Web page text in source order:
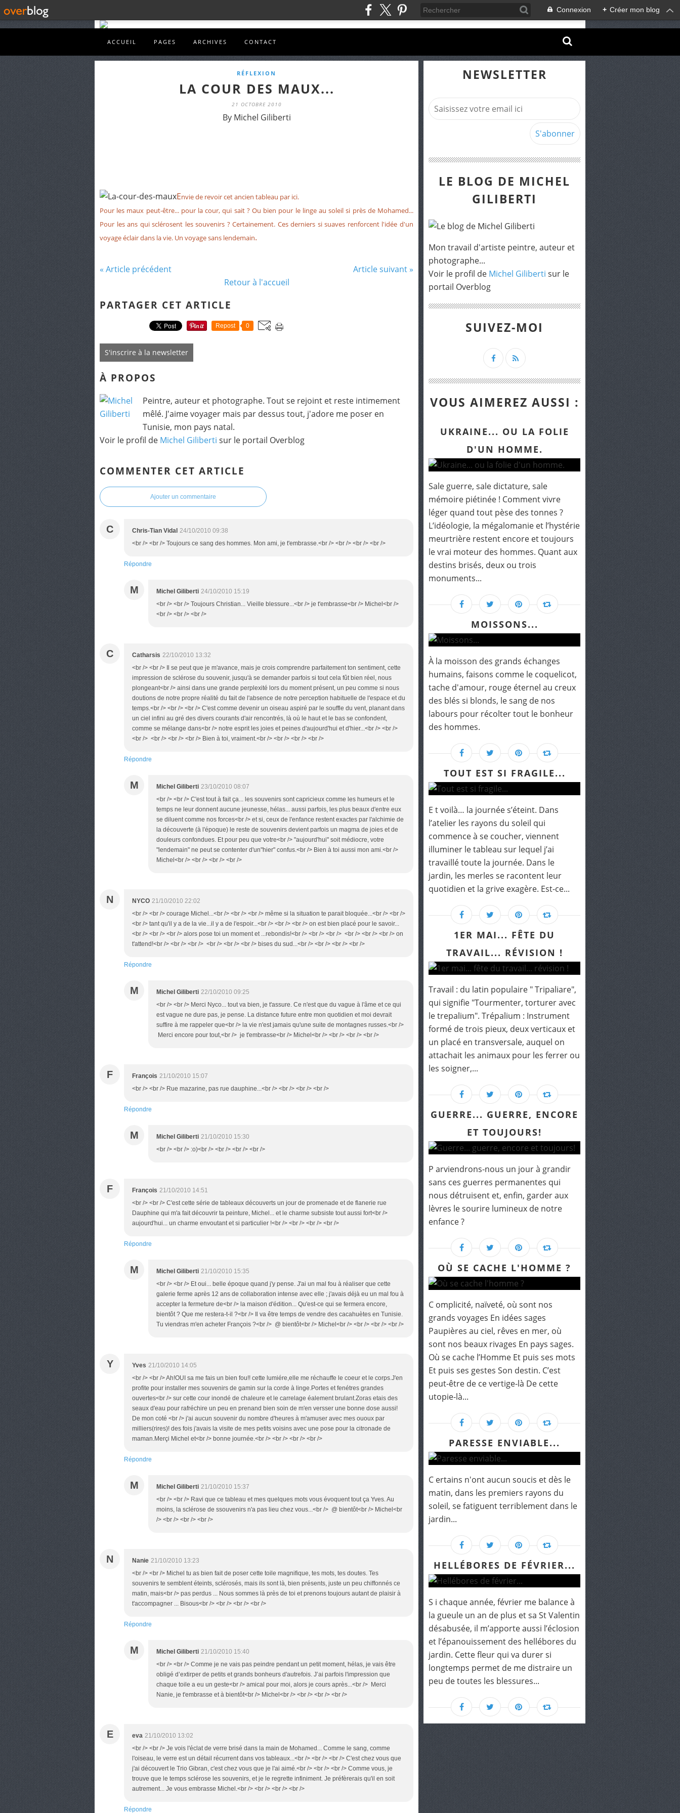
Connexion + Créer mon blog
ACCUEIL PAGES ARCHIVES CONTACT
RÉFLEXION
LA COUR DES MAUX...
21 OCTOBRE 2010
By Michel Giliberti
Envie de revoir cet ancien tableau par ici.
Pour les maux peut-être... pour la cour, qui sait ? Ou bien pour le linge au soleil si près de Mohamed...
Pour les ans qui sclérosent les souvenirs ? Certainement. Ces derniers si suaves renforcent l'idée d'un
voyage éclair dans la vie. Un voyage sans lendemain.
« Article précédent
Article suivant »
Retour à l'accueil
PARTAGER CET ARTICLE
Repost 0
S'inscrire à la newsletter
À PROPOS
Peintre, auteur et photographe. Tout se rejoint et reste intimement
mêlé. J'aime voyager mais par dessus tout, j'adore me poser en
Tunisie, mon pays natal.
Voir le profil de Michel Giliberti sur le portail Overblog
COMMENTER CET ARTICLE
Ajouter un commentaire
C Chris-Tian Vidal 24/10/2010 09:38
<br /> <br /> Toujours ce sang des hommes. Mon ami, je t'embrasse.<br /> <br /> <br /> <br />
Répondre
M Michel Giliberti 24/10/2010 15:19
<br /> <br /> Toujours Christian... Vieille blessure...<br /> je t'embrasse<br /> Michel<br />
<br /> <br /> <br />
C Catharsis 22/10/2010 13:32
<br /> <br /> Il se peut que je m'avance, mais je crois comprendre parfaitement ton sentiment, cette
impression de sclérose du souvenir, jusqu'à se demander parfois si tout cela fût bien réel, nous
plongeant<br /> ainsi dans une grande perplexité lors du moment présent, un peu comme si nous
doutions de notre propre réalité du fait de l'absence de notre perception habituelle de l'espace et du
temps.<br /> <br /> <br /> C'est comme devenir un oiseau aspiré par le souffle du vent, planant dans
un ciel infini au gré des divers courants d'air rencontrés, là où le haut et le bas se confondent,
comme se mélange dans<br /> notre esprit les joies et peines d'aujourd'hui et d'hier...<br /> <br />
<br /> <br /> <br /> <br /> Bien à toi, vraiment.<br /> <br /> <br /> <br />
Répondre
M Michel Giliberti 23/10/2010 08:07
<br /> <br /> C'est tout à fait ça... les souvenirs sont capricieux comme les humeurs et le
temps ne leur donnent aucune jeunesse, hélas... aussi parfois, les plus beaux d'entre eux
se diluent comme nos forces<br /> et si, ceux de l'enfance restent exactes par l'alchimie de
la découverte (à l'époque) le reste de souvenirs devient parfois un magma de joies et de
douleurs confondues. Et pour peu que votre<br /> "aujourd'hui" soit médiocre, votre
"lendemain" ne peut se contenter d'un"hier" confus.<br /> Bien à toi aussi mon ami.<br />
Michel<br /> <br /> <br /> <br />
N NYCO 21/10/2010 22:02
<br /> <br /> courage Michel...<br /> <br /> <br /> même si la situation te parait bloquée...<br /> <br />
<br /> tant qu'il y a de la vie...il y a de l'espoir...<br /> <br /> <br /> on est bien placé pour le savoir...
<br /> <br /> <br /> alors pose toi un moment et ...rebondis!<br /> <br /> <br /> <br /> <br /> <br /> on
t'attend!<br /> <br /> <br /> <br /> <br /> <br /> bises du sud...<br /> <br /> <br /> <br />
Répondre
M Michel Giliberti 22/10/2010 09:25
<br /> <br /> Merci Nyco... tout va bien, je t'assure. Ce n'est que du vague à l'âme et ce qui
est vague ne dure pas, je pense. La distance future entre mon quotidien et moi devrait
suffire à me rappeler que<br /> la vie n'est jamais qu'une suite de montagnes russes.<br />
Merci encore pour tout,<br /> je t'embrasse<br /> Michel<br /> <br /> <br /> <br />
F François 21/10/2010 15:07
<br /> <br /> Rue mazarine, pas rue dauphine...<br /> <br /> <br /> <br />
Répondre
M Michel Giliberti 21/10/2010 15:30
<br /> <br /> :o)<br /> <br /> <br /> <br />
F François 21/10/2010 14:51
<br /> <br /> C'est cette série de tableaux découverts un jour de promenade et de flanerie rue
Dauphine qui m'a fait découvrir ta peinture, Michel... et le charme subsiste tout aussi fort<br />
aujourd'hui... un charme envoutant et si particulier !<br /> <br /> <br /> <br />
Répondre
M Michel Giliberti 21/10/2010 15:35
<br /> <br /> Et oui... belle époque quand j'y pense. J'ai un mal fou à réaliser que cette
galerie ferme après 12 ans de collaboration intense avec elle ; j'avais déjà eu un mal fou à
accepter la fermeture de<br /> la maison d'édition... Qu'est-ce qui se fermera encore,
bientôt ? Que me restera-t-il ?<br /> Il va être temps de vendre des cacahuètes en Tunisie.
Tu viendras m'en acheter François ?<br /> @ bientôt<br /> Michel<br /> <br /> <br /> <br />
Y Yves 21/10/2010 14:05
<br /> <br /> Ah!OUI sa me fais un bien fou!! cette lumiére,elle me réchauffe le coeur et le corps.J'en
profite pour installer mes souvenirs de gamin sur la corde à linge.Portes et fenétres grandes
ouvertes<br /> sur cette cour inondé de chaleure et le carrelage éalement brulant.Zoras etais des
seaux d'eau pour rafréchire un peu en prenand bien soin de m'en versser une bonne dose aussi!
De mon coté <br /> j'ai aucun souvenir du nombre d'heures à m'amuser avec mes ououx par
milliers(rires)! des fois j'avais la visite de mes petits voisins avec une pose pour la citronade de
maman.Merçi Michel et<br /> bonne journée.<br /> <br /> <br /> <br />
Répondre
M Michel Giliberti 21/10/2010 15:37
<br /> <br /> Ravi que ce tableau et mes quelques mots vous évoquent tout ça Yves. Au
moins, la sclérose de ssouvenirs n'a pas lieu chez vous...<br /> @ bientôt<br /> Michel<br
/> <br /> <br /> <br />
N Nanie 21/10/2010 13:23
<br /> <br /> Michel tu as bien fait de poser cette toile magnifique, tes mots, tes doutes. Tes
souvenirs te semblent éteints, sclérosés, mais ils sont là, bien présents, juste un peu chiffonnés ce
matin, mais<br /> pas perdus ... Nous sommes là près de toi et prenons toujours autant de plaisir à
t'accompagner ... Bisous<br /> <br /> <br /> <br />
Répondre
M Michel Giliberti 21/10/2010 15:40
<br /> <br /> Comme je ne vais pas peindre pendant un petit moment, hélas, je vais être
obligé d’extirper de petits et grands bonheurs d'autrefois. J’ai parfois l'impression que
chaque toile a eu un geste<br /> amical pour moi, alors je cours après...<br /> Merci
Nanie, je t'embrasse et à bientôt<br /> Michel<br /> <br /> <br /> <br />
E eva 21/10/2010 13:02
<br /> <br /> Je vois l'éclat de verre brisé dans la main de Mohamed... Comme le sang, comme
l'oiseau, le verre est un détail récurrent dans vos tableaux...<br /> <br /> <br /> C'est chez vous que
j'ai découvert le Trio Gibran, c'est chez vous que je l'ai aimé.<br /> <br /> <br /> Comme vous, je
trouve que le temps sclérose les souvenirs, et je le regrette infiniment. Je préfèrerais qu'il en soit
autrement... Je vous embrasse Michel.<br /> <br /> <br /> <br />
Répondre
NEWSLETTER
LE BLOG DE MICHEL
GILIBERTI
Mon travail d'artiste peintre, auteur et
photographe...
Voir le profil de Michel Giliberti sur le
portail Overblog
SUIVEZ-MOI
VOUS AIMEREZ AUSSI :
UKRAINE... OU LA FOLIE
D'UN HOMME.
Sale guerre, sale dictature, sale
mémoire piétinée ! Comment vivre
léger quand tout pèse des tonnes ?
L’idéologie, la mégalomanie et l’hystérie
meurtrière restent encore et toujours
le vrai moteur des hommes. Quant aux
destins brisés, deux ou trois
monuments...
MOISSONS...
À la moisson des grands échanges
humains, faisons comme le coquelicot,
tache d'amour, rouge éternel au creux
des blés si blonds, le sang de nos
labours pour récolter tout le bonheur
des hommes.
TOUT EST SI FRAGILE...
E t voilà… la journée s’éteint. Dans
l’atelier les rayons du soleil qui
commence à se coucher, viennent
illuminer le tableau sur lequel j’ai
travaillé toute la journée. Dans le
jardin, les merles se racontent leur
quotidien et la grive exagère. Est-ce...
1ER MAI... FÊTE DU
TRAVAIL... RÉVISION !
Travail : du latin populaire " Tripaliare",
qui signifie "Tourmenter, torturer avec
le trepalium". Trépalium : Instrument
formé de trois pieux, deux verticaux et
un placé en transversale, auquel on
attachait les animaux pour les ferrer ou
les soigner,...
GUERRE... GUERRE, ENCORE
ET TOUJOURS!
P arviendrons-nous un jour à grandir
sans ces guerres permanentes qui
nous détruisent et, enfin, garder aux
lèvres le sourire lumineux de notre
enfance ?
OÙ SE CACHE L'HOMME ?
C omplicité, naïveté, où sont nos
grands voyages En idées sages
Paupières au ciel, rêves en mer, où
sont nos beaux rivages En pays sages.
Où se cache l’Homme Et puis ses mots
Et puis ses gestes Son destin. C’est
peut-être de ce vertige-là De cette
utopie-là...
PARESSE ENVIABLE...
C ertains n'ont aucun soucis et dès le
matin, dans les premiers rayons du
soleil, se fatiguent terriblement dans le
jardin...
HELLÉBORES DE FÉVRIER...
S i chaque année, février me balance à
la gueule un an de plus et sa St Valentin
désabusée, il m’apporte aussi l’éclosion
et l’épanouissement des hellébores du
jardin. Cette fleur qui va durer si
longtemps permet de me distraire un
peu de toutes les blessures...